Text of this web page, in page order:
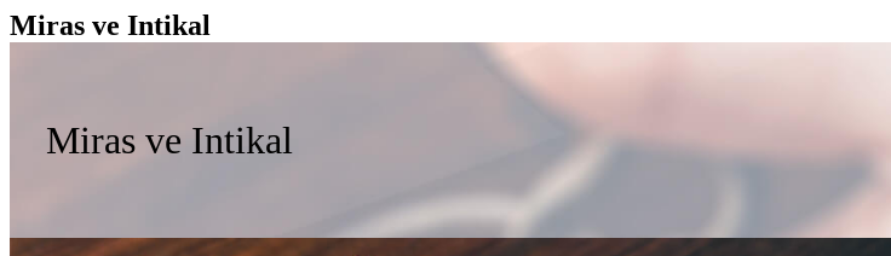
Miras ve Intikal
Miras ve Intikal